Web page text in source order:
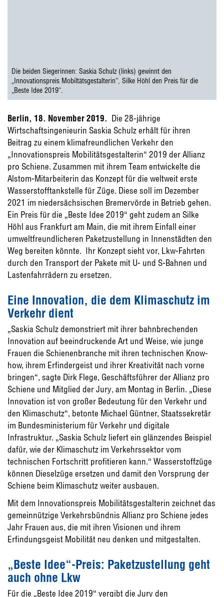
Die beiden Siegerinnen: Saskia Schulz (links) gewinnt den
„Innovationspreis Mobiltätsgestalterin“, Silke Höhl den Preis für die
„Beste Idee 2019“.
Berlin, 18. November 2019. Die 28-jährige
Wirtschaftsingenieurin Saskia Schulz erhält für ihren
Beitrag zu einem klimafreundlichen Verkehr den
„Innovationspreis Mobilitätsgestalterin“ 2019 der Allianz
pro Schiene. Zusammen mit ihrem Team entwickelte die
Alstom-Mitarbeiterin das Konzept für die weltweit erste
Wasserstofftankstelle für Züge. Diese soll im Dezember
2021 im niedersächsischen Bremervörde in Betrieb gehen.
Ein Preis für die „Beste Idee 2019“ geht zudem an Silke
Höhl aus Frankfurt am Main, die mit ihrem Einfall einer
umweltfreundlicheren Paketzustellung in Innenstädten den
Weg bereiten könnte. Ihr Konzept sieht vor, Lkw-Fahrten
durch den Transport der Pakete mit U- und S-Bahnen und
Lastenfahrrädern zu ersetzen.
Eine Innovation, die dem Klimaschutz im
Verkehr dient
„Saskia Schulz demonstriert mit ihrer bahnbrechenden
Innovation auf beeindruckende Art und Weise, wie junge
Frauen die Schienenbranche mit ihren technischen Know-
how, ihrem Erfindergeist und ihrer Kreativität nach vorne
bringen“, sagte Dirk Flege, Geschäftsführer der Allianz pro
Schiene und Mitglied der Jury, am Montag in Berlin. „Diese
Innovation ist von großer Bedeutung für den Verkehr und
den Klimaschutz“, betonte Michael Güntner, Staatssekretär
im Bundesministerium für Verkehr und digitale
Infrastruktur. „Saskia Schulz liefert ein glänzendes Beispiel
dafür, wie der Klimaschutz im Verkehrssektor vom
technischen Fortschritt profitieren kann.“ Wasserstoffzüge
können Dieselzüge ersetzen und damit den Vorsprung der
Schiene beim Klimaschutz weiter ausbauen.
Mit dem Innovationspreis Mobilitätsgestalterin zeichnet das
gemeinnützige Verkehrsbündnis Allianz pro Schiene jedes
Jahr Frauen aus, die mit ihren Visionen und ihrem
Erfindungsgeist Mobilität neu denken und mitgestalten.
„Beste Idee“-Preis: Paketzustellung geht
auch ohne Lkw
Für die „Beste Idee 2019“ vergibt die Jury den